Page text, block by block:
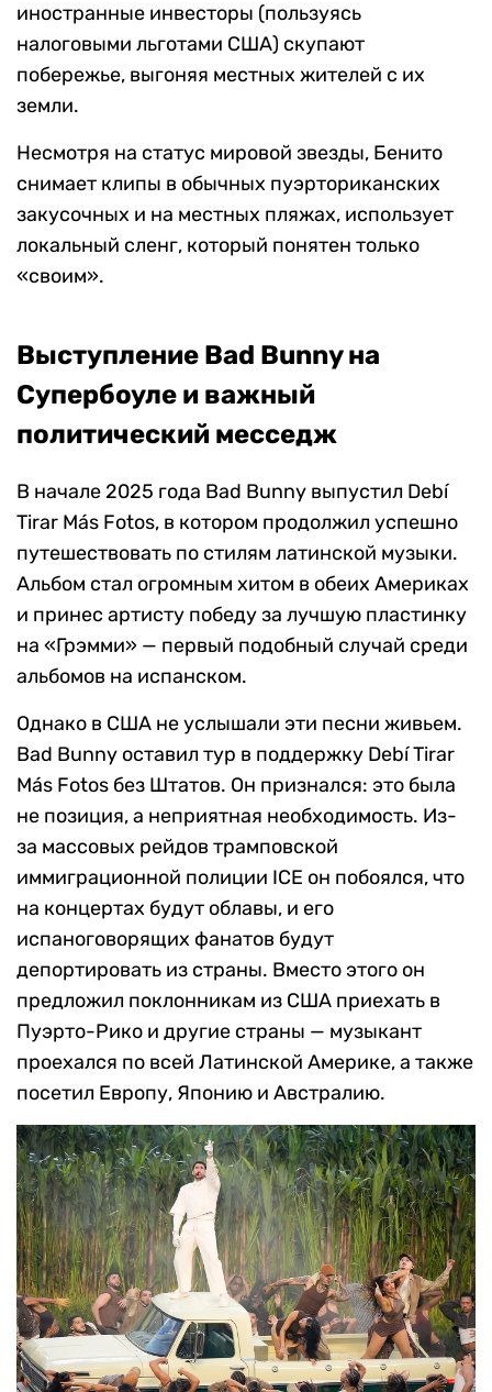
иностранные инвесторы (пользуясь
налоговыми льготами США) скупают
побережье, выгоняя местных жителей с их
земли.
Несмотря на статус мировой звезды, Бенито
снимает клипы в обычных пуэрториканских
закусочных и на местных пляжах, использует
локальный сленг, который понятен только
«своим».
Выступление Bad Bunny на
Супербоуле и важный
политический месседж
В начале 2025 года Bad Bunny выпустил Debí
Tirar Más Fotos, в котором продолжил успешно
путешествовать по стилям латинской музыки.
Альбом стал огромным хитом в обеих Америках
и принес артисту победу за лучшую пластинку
на «Грэмми» — первый подобный случай среди
альбомов на испанском.
Однако в США не услышали эти песни живьем.
Bad Bunny оставил тур в поддержку Debí Tirar
Más Fotos без Штатов. Он признался: это была
не позиция, а неприятная необходимость. Из-
за массовых рейдов трамповской
иммиграционной полиции ICE он побоялся, что
на концертах будут облавы, и его
испаноговорящих фанатов будут
депортировать из страны. Вместо этого он
предложил поклонникам из США приехать в
Пуэрто-Рико и другие страны — музыкант
проехался по всей Латинской Америке, а также
посетил Европу, Японию и Австралию.